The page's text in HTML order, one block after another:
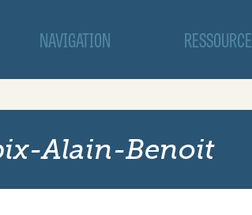
NAVIGATION
Alain-Benoit